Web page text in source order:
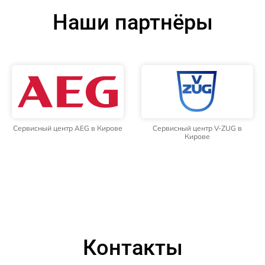
Наши партнёры
Сервисный центр AEG в Кирове
Сервисный центр V-ZUG в
Кирове
Контакты